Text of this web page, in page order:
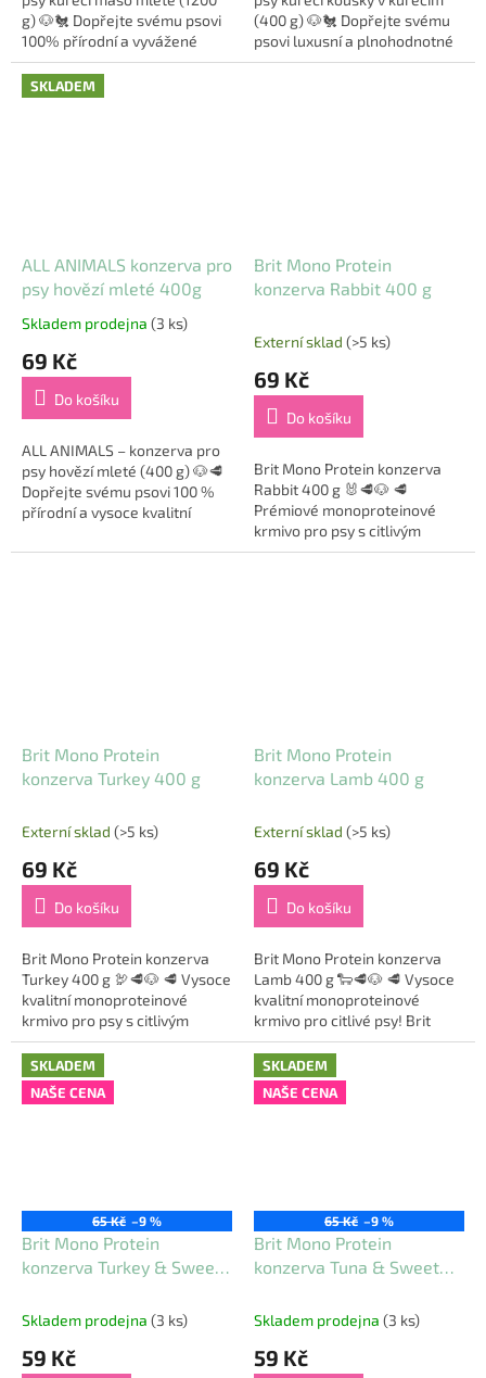
g) 🐶🐔 Dopřejte svému psovi
100% přírodní a vyvážené
krmivo, které podporuje
zdraví, vitalitu a skvělou
kondici! ALL...
(400 g) 🐶🐔 Dopřejte svému
psovi luxusní a plnohodnotné
masové krmivo s ALL ANIMALS
SKLADEM
ALL ANIMALS konzerva pro
psy hovězí mleté 400g
Průměrné
produktu
5,0
5
hvězdiček.
Skladem prodejna (3 ks)
69 Kč
Do košíku
ALL ANIMALS – konzerva pro
psy hovězí mleté (400 g) 🐶🥩
Dopřejte svému psovi 100 %
přírodní a vysoce kvalitní
mleté! Tato monoproteinová
Brit Mono Protein
konzerva Rabbit 400 g
Externí sklad (>5 ks)
69 Kč
Do košíku
Brit Mono Protein konzerva
Rabbit 400 g 🐰🥩🐶 🥩
Prémiové monoproteinové
krmivo pro psy s citlivým
zažíváním! Brit Mono Protein
Brit Mono Protein
konzerva Turkey 400 g
Externí sklad (>5 ks)
69 Kč
Do košíku
Brit Mono Protein konzerva
Turkey 400 g 🦃🥩🐶 🥩 Vysoce
kvalitní monoproteinové
krmivo pro psy s citlivým
zažíváním! Brit Mono Protein
Turkey je kompletní a
vyvážené krmivo, které...
Brit Mono Protein
konzerva Lamb 400 g
Externí sklad (>5 ks)
69 Kč
Do košíku
Brit Mono Protein konzerva
Lamb 400 g 🐑🥩🐶 🥩 Vysoce
kvalitní monoproteinové
krmivo pro citlivé psy! Brit
Mono Protein Lamb je
kompletní a vyvážené krmivo,
které obsahuje pouze...
SKLADEM
NAŠE CENA
65 Kč –9 %
Brit Mono Protein
konzerva Turkey & Sweet
Skladem prodejna (3 ks)
59 Kč
SKLADEM
NAŠE CENA
65 Kč –9 %
Brit Mono Protein
konzerva Tuna & Sweet
Skladem prodejna (3 ks)
59 Kč